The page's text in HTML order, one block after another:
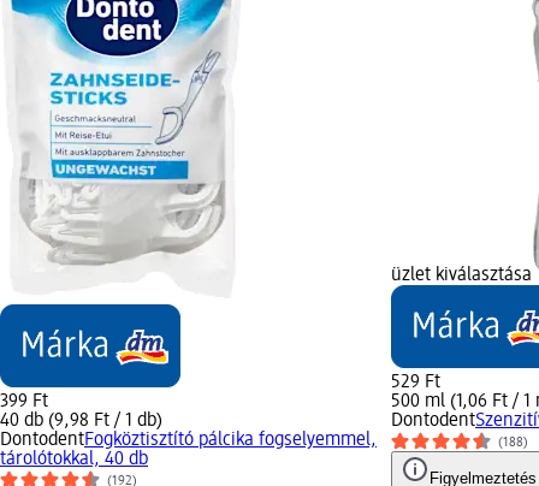
399 Ft
40 db (9,98 Ft / 1 db)
DontodentFogköztisztító pálcika fogselyemmel,
tárolótokkal, 40 db
(192)
üzlet kiválasztása
529 Ft
500 ml (1,06 Ft / 1
Dontodent
(188)
Figyelmeztetés